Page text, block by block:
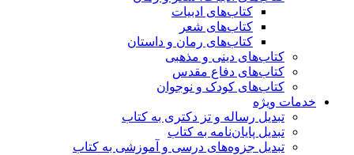
کتاب‌های ادبیات
کتاب‌های شعر
کتاب‌های رمان و داستان
کتاب‌های دینی و مذهبی
کتاب‌های دفاع مقدس
کتاب‌های کودک و نوجوان
خدمات ویژه
تبدیل رساله و تز دکتری به کتاب
تبدیل پایان‌نامه به کتاب
تبدیل جزوه‌های درسی و آموزشی به کتاب